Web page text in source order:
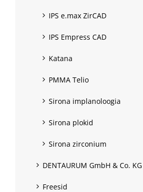
IPS e.max ZirCAD
IPS Empress CAD
Katana
PMMA Telio
Sirona implanoloogia
Sirona plokid
Sirona zirconium
DENTAURUM GmbH & Co. KG
Freesid